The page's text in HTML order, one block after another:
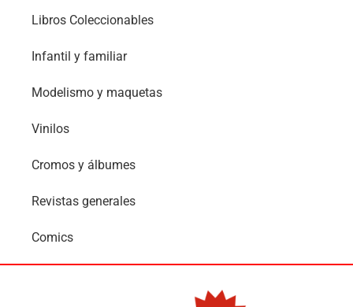
Libros Coleccionables
Infantil y familiar
Modelismo y maquetas
Vinilos
Cromos y álbumes
Revistas generales
Comics